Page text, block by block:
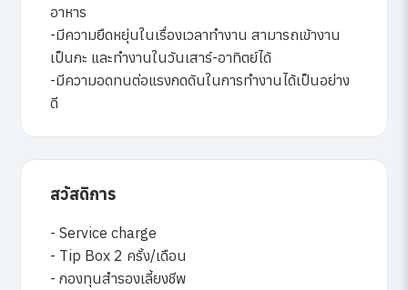
อาหาร
-มีความยืดหยุ่นในเรื่องเวลาทำงาน สามารถเข้างาน
เป็นกะ และทำงานในวันเสาร์-อาทิตย์ได้
-มีความอดทนต่อแรงกดดันในการทำงานได้เป็นอย่าง
ดี
สวัสดิการ
- Service charge
- Tip Box 2 ครั้ง/เดือน
- กองทุนสำรองเลี้ยงชีพ